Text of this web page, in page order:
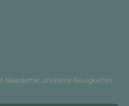
Newsletter, um keine Neuigkeiten